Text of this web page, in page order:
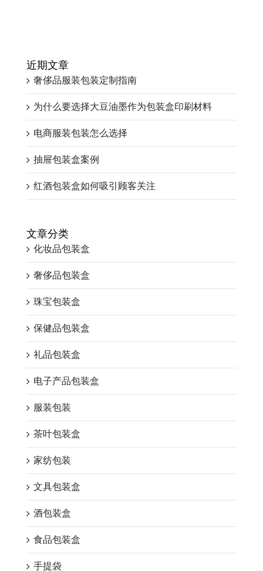
近期文章
奢侈品服装包装定制指南
为什么要选择大豆油墨作为包装盒印刷材料
电商服装包装怎么选择
抽屉包装盒案例
红酒包装盒如何吸引顾客关注
文章分类
化妆品包装盒
奢侈品包装盒
珠宝包装盒
保健品包装盒
礼品包装盒
电子产品包装盒
服装包装
茶叶包装盒
家纺包装
文具包装盒
酒包装盒
食品包装盒
手提袋